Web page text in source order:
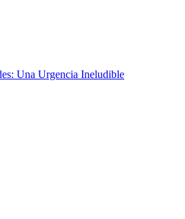
Una Urgencia Ineludible